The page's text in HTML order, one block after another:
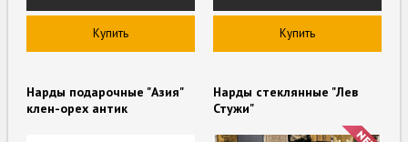
Купить Купить
Нарды подарочные "Азия"
клен-орех антик
Нарды стеклянные "Лев
Стужи"